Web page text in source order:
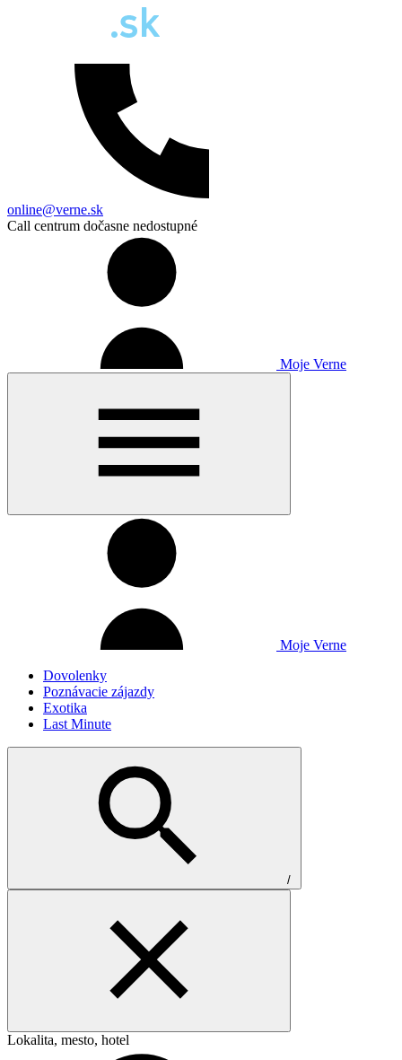
online@verne.sk
Call centrum dočasne nedostupné
Moje Verne
Moje Verne
Dovolenky
Poznávacie zájazdy
Exotika
Last Minute
/
Lokalita, mesto, hotel